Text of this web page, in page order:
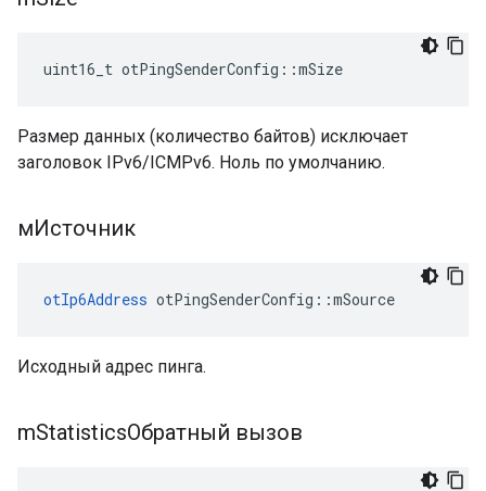
uint16_t otPingSenderConfig ::mSize
Размер данных (количество байтов) исключает
заголовок IPv6/ICMPv6. Ноль по умолчанию.
мИсточник
otIp6Address otPingSenderConfig ::mSource
Исходный адрес пинга.
mStatisticsОбратный вызов